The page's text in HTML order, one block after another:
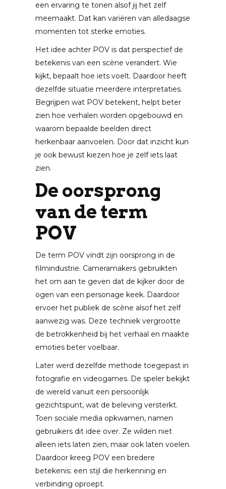
een ervaring te tonen alsof jij het zelf
meemaakt. Dat kan variëren van alledaagse
momenten tot sterke emoties.
Het idee achter POV is dat perspectief de
betekenis van een scène verandert. Wie
kijkt, bepaalt hoe iets voelt. Daardoor heeft
dezelfde situatie meerdere interpretaties.
Begrijpen wat POV betekent, helpt beter
zien hoe verhalen worden opgebouwd en
waarom bepaalde beelden direct
herkenbaar aanvoelen. Door dat inzicht kun
je ook bewust kiezen hoe je zelf iets laat
zien.
De oorsprong
van de term
POV
De term POV vindt zijn oorsprong in de
filmindustrie. Cameramakers gebruikten
het om aan te geven dat de kijker door de
ogen van een personage keek. Daardoor
ervoer het publiek de scène alsof het zelf
aanwezig was. Deze techniek vergrootte
de betrokkenheid bij het verhaal en maakte
emoties beter voelbaar.
Later werd dezelfde methode toegepast in
fotografie en videogames. De speler bekijkt
de wereld vanuit een persoonlijk
gezichtspunt, wat de beleving versterkt.
Toen sociale media opkwamen, namen
gebruikers dit idee over. Ze wilden niet
alleen iets laten zien, maar ook laten voelen.
Daardoor kreeg POV een bredere
betekenis: een stijl die herkenning en
verbinding oproept.